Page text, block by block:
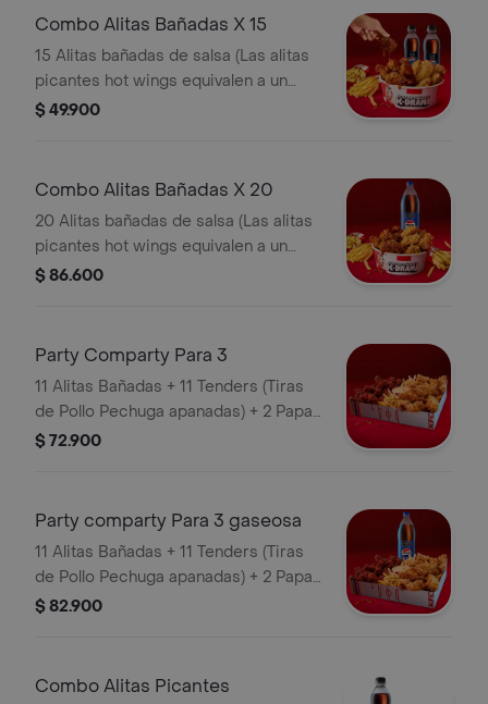
Combo Alitas Bañadas X 15
15 Alitas bañadas de salsa (Las alitas
picantes hot wings equivalen a un
trozo de ala) + 2 Papa Pequeña + 2
$ 49.900
Combo Alitas Bañadas X 20
20 Alitas bañadas de salsa (Las alitas
picantes hot wings equivalen a un
trozo de ala) + 3 Papa Pequeña + 1
$ 86.600
Party Comparty Para 3
11 Alitas Bañadas + 11 Tenders (Tiras
de Pollo Pechuga apanadas) + 2 Papas
$ 72.900
Party comparty Para 3 gaseosa
11 Alitas Bañadas + 11 Tenders (Tiras
de Pollo Pechuga apanadas) + 2 Papas
Pequeñas + 1 Balde de Salsa 100g + 1
$ 82.900
Combo Alitas Picantes